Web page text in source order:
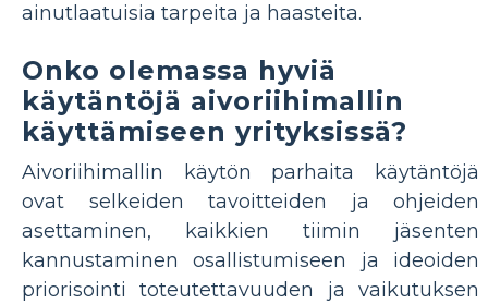
ainutlaatuisia tarpeita ja haasteita.
Onko olemassa hyviä
käytäntöjä aivoriihimallin
käyttämiseen yrityksissä?
Aivoriihimallin käytön parhaita käytäntöjä
ovat selkeiden tavoitteiden ja ohjeiden
asettaminen, kaikkien tiimin jäsenten
kannustaminen osallistumiseen ja ideoiden
priorisointi toteutettavuuden ja vaikutuksen